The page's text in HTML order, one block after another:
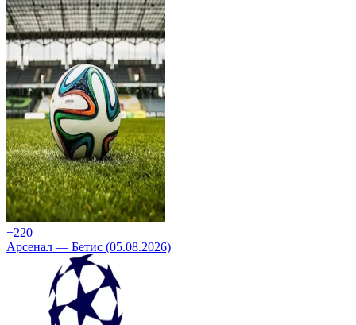
+220
Арсенал — Бетис (05.08.2026)